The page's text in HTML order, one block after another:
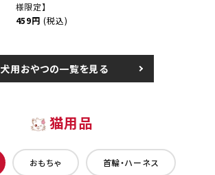
様限定】
459円 (税込)
犬用おやつの一覧を見る
猫用品
おもちゃ 首輪・ハーネス